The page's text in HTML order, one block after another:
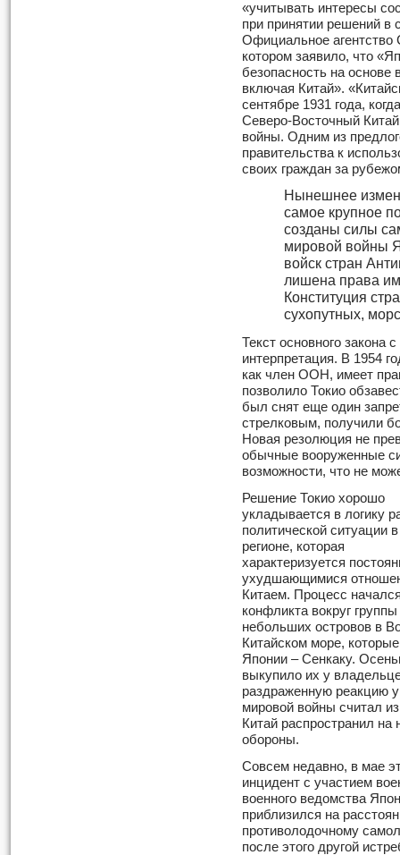
«учитывать интересы
при принятии решений в
Официальное агентство
котором заявило, что
безопасность на основе
включая Китай».
сентябре 1931 года,
Северо-Восточный
войны. Одним из
правительства к
своих граждан за
Нынешнее
самое крупное
созданы силы
мировой войны
войск стран
лишена права
Конституция
сухопутных,
Текст основного закона
интерпретация. В 1954
как член ООН, имеет
позволило Токио
был снят еще один
стрелковым, получили
Новая резолюция не
обычные вооруженные
возможности, что не
Решение Токио хорошо
укладывается в логику
политической ситуации
регионе, которая
характеризуется
ухудшающимися
Китаем. Процесс
конфликта вокруг группы
небольших островов в
Китайском море,
Японии – Сенкаку.
выкупило их у
раздраженную реакцию
мировой войны считал
Китай распространил
обороны.
Совсем недавно, в мае
инцидент с участием
военного ведомства
приблизился на
противолодочному
после этого другой